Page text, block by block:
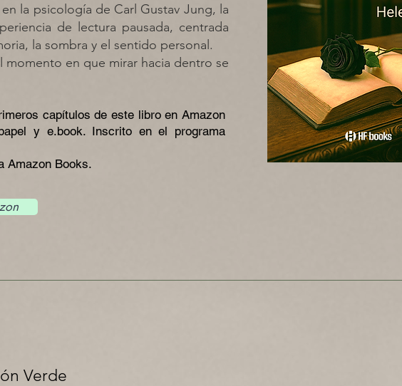
la psicología de Carl Gustav Jung, la
de lectura pausada, centrada
la sombra y el sentido personal.
momento en que mirar hacia dentro se
capítulos de este libro en Amazon
y e.book. Inscrito en el programa
Amazon Books.
Verde